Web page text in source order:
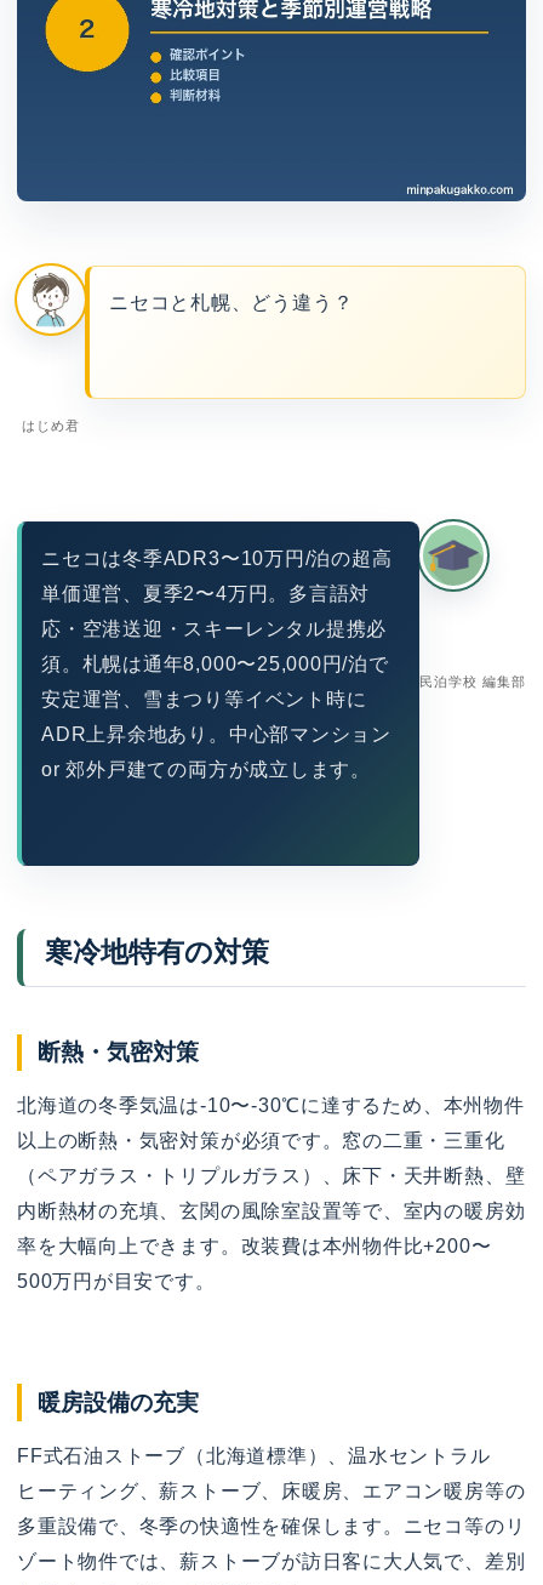
はじめ君
ニセコと札幌、どう違う？
民泊学校 編集部
ニセコは冬季ADR3〜10万円/泊の超高
単価運営、夏季2〜4万円。多言語対
応・空港送迎・スキーレンタル提携必
須。札幌は通年8,000〜25,000円/泊で
安定運営、雪まつり等イベント時に
ADR上昇余地あり。中心部マンション
o​r 郊外戸建ての両方が成立します。
寒冷地特有の対策
断熱・気密対策
北海道の冬季気温は-10〜-30℃に達するため、本州物件
以上の断熱・気密対策が必須です。窓の二重・三重化
（ペアガラス・トリプルガラス）、床下・天井断熱、壁
内断熱材の充填、玄関の風除室設置等で、室内の暖房効
率を大幅向上できます。改装費は本州物件比+200〜
500万円が目安です。
暖房設備の充実
FF式石油ストーブ（北海道標準）、温水セントラル
ヒーティング、薪ストーブ、床暖房、エアコン暖房等の
多重設備で、冬季の快適性を確保します。ニセコ等のリ
ゾート物件では、薪ストーブが訪日客に大人気で、差別